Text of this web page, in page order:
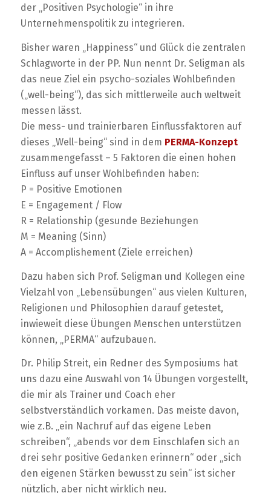
der „Positiven Psychologie“ in ihre
Unternehmenspolitik zu integrieren.
Bisher waren „Happiness“ und Glück die zentralen
Schlagworte in der PP. Nun nennt Dr. Seligman als
das neue Ziel ein psycho-soziales Wohlbefinden
(„well-being“), das sich mittlerweile auch weltweit
messen lässt.
Die mess- und trainierbaren Einflussfaktoren auf
dieses „Well-being“ sind in dem PERMA-Konzept
zusammengefasst – 5 Faktoren die einen hohen
Einfluss auf unser Wohlbefinden haben:
P = Positive Emotionen
E = Engagement / Flow
R = Relationship (gesunde Beziehungen
M = Meaning (Sinn)
A = Accomplishement (Ziele erreichen)
Dazu haben sich Prof. Seligman und Kollegen eine
Vielzahl von „Lebensübungen“ aus vielen Kulturen,
Religionen und Philosophien darauf getestet,
inwieweit diese Übungen Menschen unterstützen
können, „PERMA“ aufzubauen.
Dr. Philip Streit, ein Redner des Symposiums hat
uns dazu eine Auswahl von 14 Übungen vorgestellt,
die mir als Trainer und Coach eher
selbstverständlich vorkamen. Das meiste davon,
wie z.B. „ein Nachruf auf das eigene Leben
schreiben“, „abends vor dem Einschlafen sich an
drei sehr positive Gedanken erinnern“ oder „sich
den eigenen Stärken bewusst zu sein“ ist sicher
nützlich, aber nicht wirklich neu.